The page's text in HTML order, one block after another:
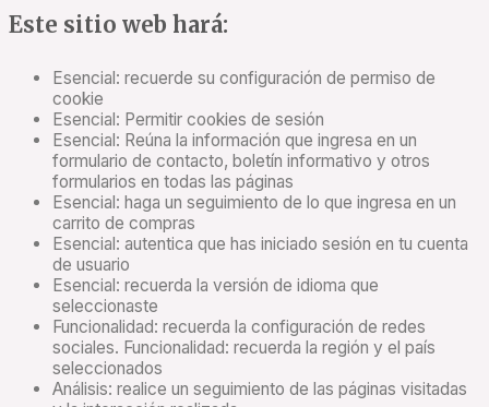
Este sitio web hará:
Esencial: recuerde su configuración de permiso de
cookie
Esencial: Permitir cookies de sesión
Esencial: Reúna la información que ingresa en un
formulario de contacto, boletín informativo y otros
formularios en todas las páginas
Esencial: haga un seguimiento de lo que ingresa en un
carrito de compras
Esencial: autentica que has iniciado sesión en tu cuenta
de usuario
Esencial: recuerda la versión de idioma que
seleccionaste
Funcionalidad: recuerda la configuración de redes
sociales. Funcionalidad: recuerda la región y el país
seleccionados
Análisis: realice un seguimiento de las páginas visitadas